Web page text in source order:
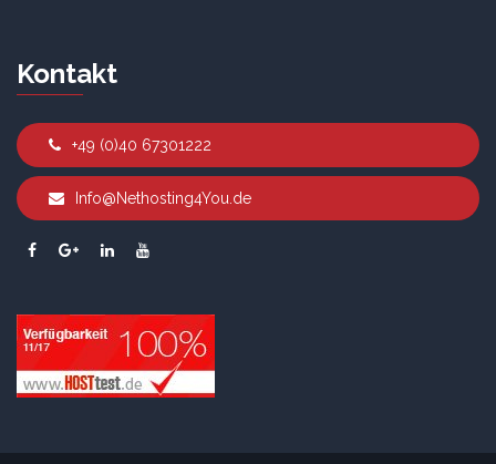
Kontakt
+49 (0)40 67301222
Info@Nethosting4You.de